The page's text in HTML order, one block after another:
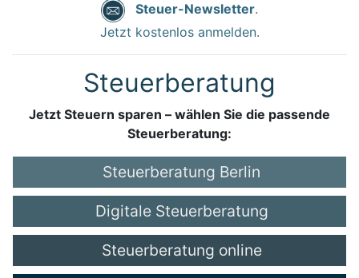
Steuer-Newsletter.
Jetzt kostenlos anmelden.
Steuerberatung
Jetzt Steuern sparen – wählen Sie die passende
Steuerberatung:
Steuerberatung Berlin
Digitale Steuerberatung
Steuerberatung online